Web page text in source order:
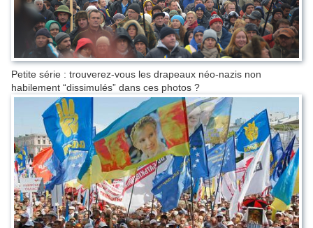
Petite série : trouverez-vous les drapeaux néo-nazis non
habilement “dissimulés” dans ces photos ?